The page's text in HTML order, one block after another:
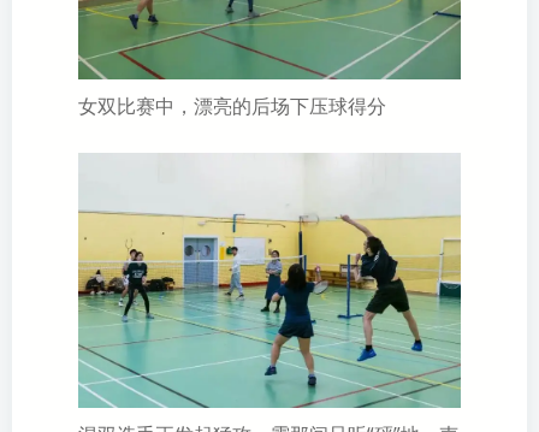
女双比赛中，漂亮的后场下压球得分